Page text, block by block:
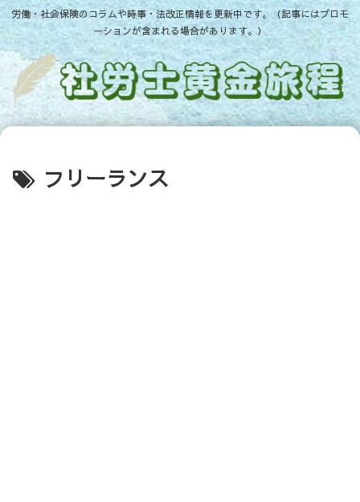
労働・社会保険のコラムや時事・法改正情報を更新中です。（記事にはプロモ
ーションが含まれる場合があります。）
フリーランス